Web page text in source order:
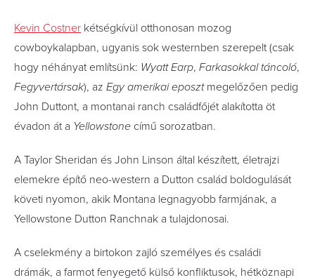
Kevin Costner kétségkívül otthonosan mozog
cowboykalapban, ugyanis sok westernben szerepelt (csak
hogy néhányat említsünk: Wyatt Earp, Farkasokkal táncoló,
Fegyvertársak), az Egy amerikai eposztmegelőzően pedig
John Duttont, a montanai ranch családfőjét alakította öt
évadon át a Yellowstone című sorozatban.
A Taylor Sheridan és John Linson által készített, életrajzi
elemekre építő neo-western a Dutton család boldogulását
követi nyomon, akik Montana legnagyobb farmjának, a
Yellowstone Dutton Ranchnak a tulajdonosai.
A cselekmény a birtokon zajló személyes és családi
drámák, a farmot fenyegető külső konfliktusok, hétköznapi